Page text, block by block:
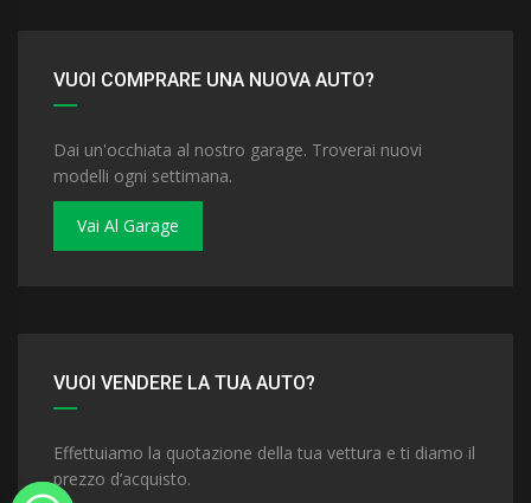
VUOI COMPRARE UNA NUOVA AUTO?
Dai un'occhiata al nostro garage. Troverai nuovi
modelli ogni settimana.
Vai Al Garage
VUOI VENDERE LA TUA AUTO?
Effettuiamo la quotazione della tua vettura e ti diamo il
prezzo d’acquisto.